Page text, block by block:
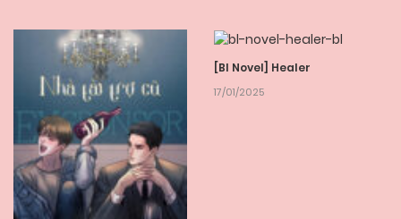
[Bl Novel] Healer
17/01/2025